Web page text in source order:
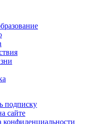
подписку
сайте
конфиденциальности